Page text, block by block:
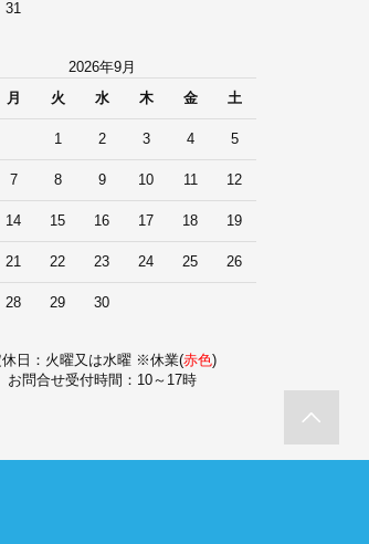
31
2026年9月
月 火 水 木 金 土
1 2 3 4 5
7 8 9 10 11 12
14 15 16 17 18 19
21 22 23 24 25 26
28 29 30
休日：火曜又は水曜 ※休業(赤色)
お問合せ受付時間：10～17時